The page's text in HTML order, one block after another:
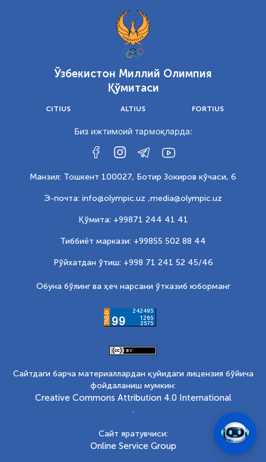
Ўзбекистон Миллий Олимпия
Қўмитаси
CITIUS ALTIUS FORTIUS
Биз ижтимоий тармоқларда:
Манзил: Тошкент 100027, Ботир Зокиров кўчаси, 6
Э-почта: info@olympic.uz ,media@olympic.uz
Қўмита: +99871 244 41 41
Тиббиёт маркази: +99855 502 88 44
Рўйхатдан ўтиш: +998 71 241 52 45/46
Обуна бўлинг ва ҳеч нарсани ўтказиб юборманг
Сайтдаги барча материаллардан қуйидаги лицензия бўйича
фойдаланиш мумкин:
Creative Commons Attribution 4.0 International
.
Сайт яратувчиси:
Online Service Group